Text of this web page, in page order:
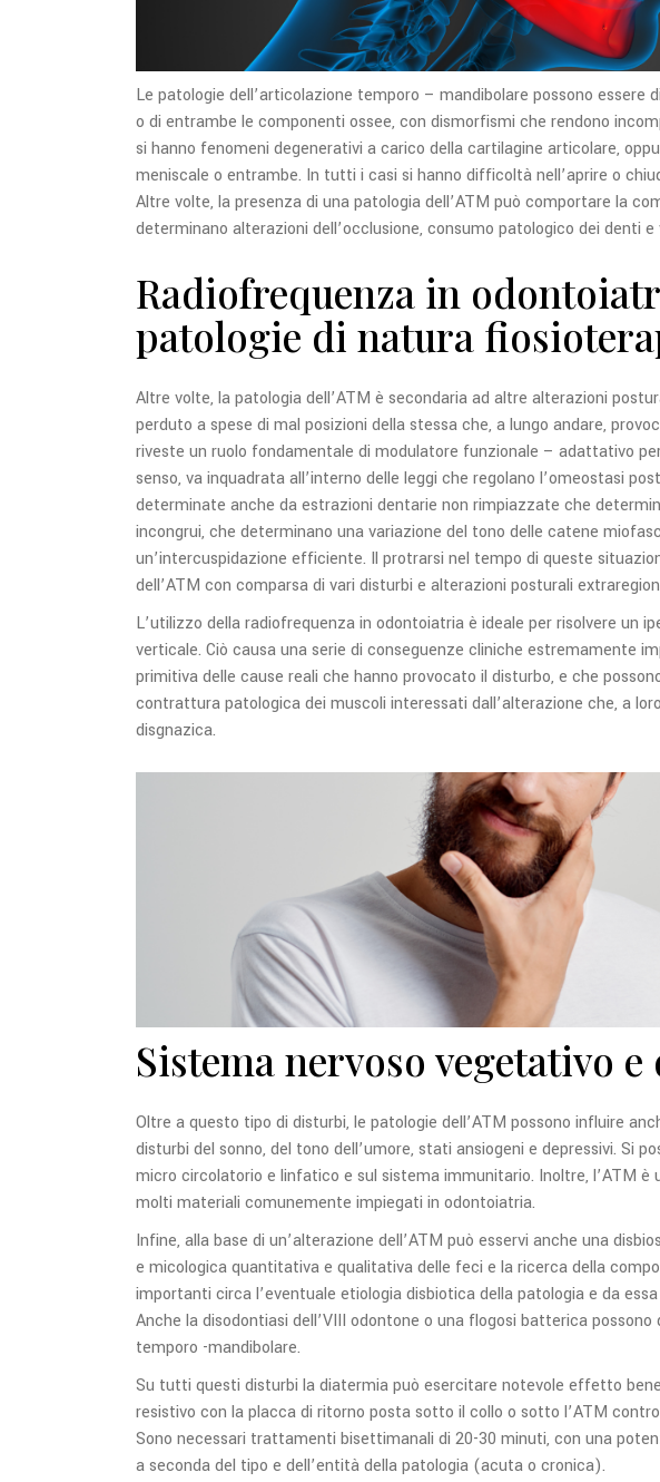
Le patologie dell’articolazione temporo – mandibolare possono
o di entrambe le componenti ossee, con dismorfismi che rendono
si hanno fenomeni degenerativi a carico della cartilagine articolare,
meniscale o entrambe. In tutti i casi si hanno difficoltà nell’aprire o
Altre volte, la presenza di una patologia dell’ATM può comportare la
determinano alterazioni dell’occlusione, consumo patologico dei denti
Radiofrequenza in
patologie di natura
Altre volte, la patologia dell’ATM è secondaria ad altre alterazioni
perduto a spese di mal posizioni della stessa che, a lungo andare,
riveste un ruolo fondamentale di modulatore funzionale – adattativo
senso, va inquadrata all’interno delle leggi che regolano l’omeostasi
determinate anche da estrazioni dentarie non rimpiazzate che
incongrui, che determinano una variazione del tono delle catene
un’intercuspidazione efficiente. Il protrarsi nel tempo di queste
dell’ATM con comparsa di vari disturbi e alterazioni posturali
L’utilizzo della radiofrequenza in odontoiatria è ideale per risolvere un
verticale. Ciò causa una serie di conseguenze cliniche estremamente
primitiva delle cause reali che hanno provocato il disturbo, e che
contrattura patologica dei muscoli interessati dall’alterazione che, a
disgnazica.
Sistema nervoso vegetativo
Oltre a questo tipo di disturbi, le patologie dell’ATM possono influire
disturbi del sonno, del tono dell’umore, stati ansiogeni e depressivi. Si
micro circolatorio e linfatico e sul sistema immunitario. Inoltre, l’ATM è
molti materiali comunemente impiegati in odontoiatria.
Infine, alla base di un’alterazione dell’ATM può esservi anche una
e micologica quantitativa e qualitativa delle feci e la ricerca della
importanti circa l’eventuale etiologia disbiotica della patologia e da
Anche la disodontiasi dell’VIII odontone o una flogosi batterica
temporo -mandibolare.
Su tutti questi disturbi la diatermia può esercitare notevole effetto
resistivo con la placca di ritorno posta sotto il collo o sotto l’ATM
Sono necessari trattamenti bisettimanali di 20-30 minuti, con una
a seconda del tipo e dell’entità della patologia (acuta o cronica).